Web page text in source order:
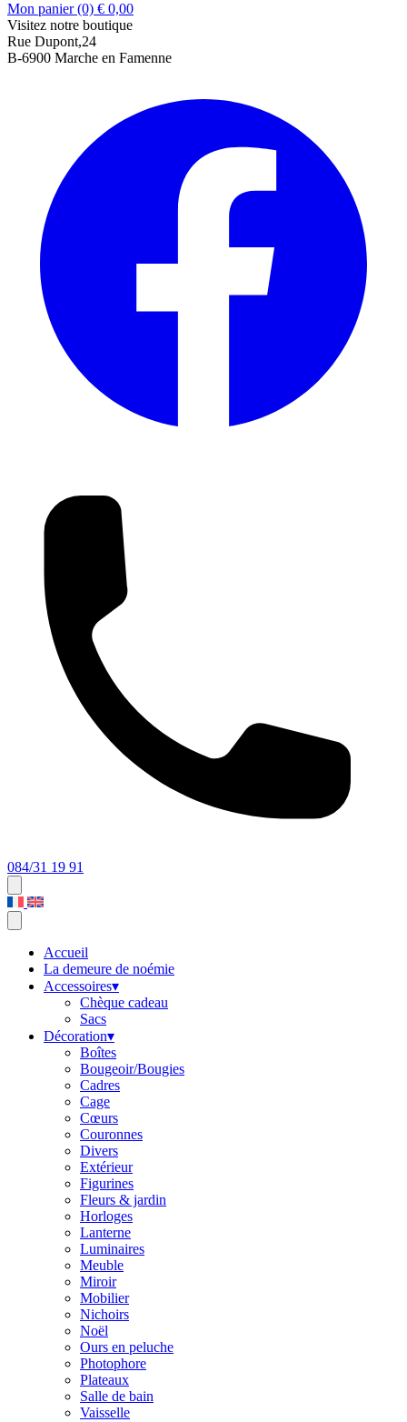
Mon panier (0) € 0,00
Visitez notre boutique
Rue Dupont,24
B-6900 Marche en Famenne
084/31 19 91
Accueil
La demeure de noémie
Accessoires▾
Chèque cadeau
Sacs
Décoration▾
Boîtes
Bougeoir/Bougies
Cadres
Cage
Cœurs
Couronnes
Divers
Extérieur
Figurines
Fleurs & jardin
Horloges
Lanterne
Luminaires
Meuble
Miroir
Mobilier
Nichoirs
Noël
Ours en peluche
Photophore
Plateaux
Salle de bain
Vaisselle